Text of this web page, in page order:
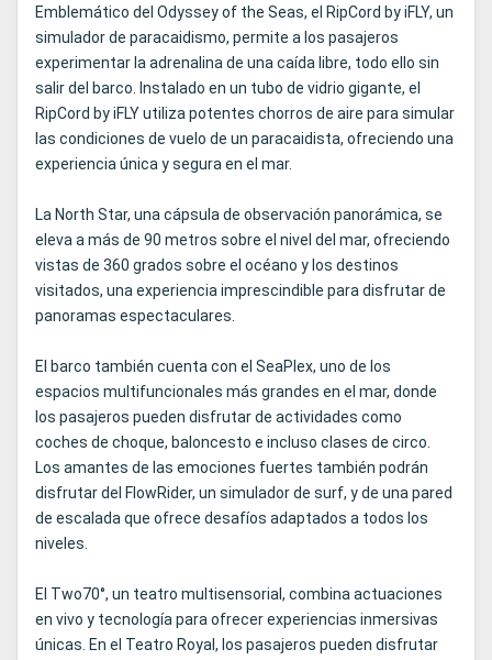
Emblemático del Odyssey of the Seas, el RipCord by iFLY, un
simulador de paracaidismo, permite a los pasajeros
experimentar la adrenalina de una caída libre, todo ello sin
salir del barco. Instalado en un tubo de vidrio gigante, el
RipCord by iFLY utiliza potentes chorros de aire para simular
las condiciones de vuelo de un paracaidista, ofreciendo una
experiencia única y segura en el mar.
La North Star, una cápsula de observación panorámica, se
eleva a más de 90 metros sobre el nivel del mar, ofreciendo
vistas de 360 grados sobre el océano y los destinos
visitados, una experiencia imprescindible para disfrutar de
panoramas espectaculares.
El barco también cuenta con el SeaPlex, uno de los
espacios multifuncionales más grandes en el mar, donde
los pasajeros pueden disfrutar de actividades como
coches de choque, baloncesto e incluso clases de circo.
Los amantes de las emociones fuertes también podrán
disfrutar del FlowRider, un simulador de surf, y de una pared
de escalada que ofrece desafíos adaptados a todos los
niveles.
El Two70°, un teatro multisensorial, combina actuaciones
en vivo y tecnología para ofrecer experiencias inmersivas
únicas. En el Teatro Royal, los pasajeros pueden disfrutar